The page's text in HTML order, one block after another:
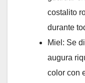
costalito
durante
Miel: Se
augura
color con